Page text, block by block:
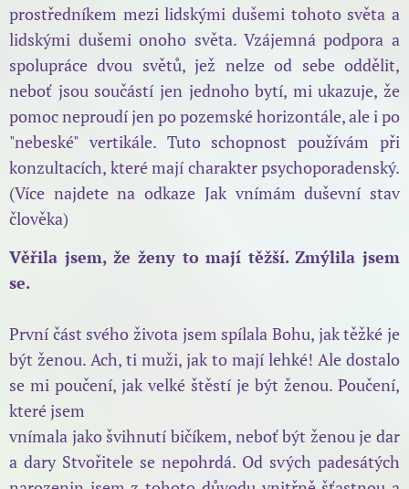
prostředníkem mezi lidskými dušemi tohoto světa a
lidskými dušemi onoho světa. Vzájemná podpora a
spolupráce dvou světů, jež nelze od sebe oddělit,
neboť jsou součástí jen jednoho bytí, mi ukazuje, že
pomoc neproudí jen po pozemské horizontále, ale i po
"nebeské" vertikále. Tuto schopnost používám při
konzultacích, které mají charakter psychoporadenský.
(Více najdete na odkaze Jak vnímám duševní stav
člověka)
Věřila jsem, že ženy to mají těžší. Zmýlila jsem
se.
První část svého života jsem spílala Bohu, jak těžké je
být ženou. Ach, ti muži, jak to mají lehké! Ale dostalo
se mi poučení, jak velké štěstí je být ženou. Poučení,
které jsem
vnímala jako švihnutí bičíkem, neboť být ženou je dar
a dary Stvořitele se nepohrdá. Od svých padesátých